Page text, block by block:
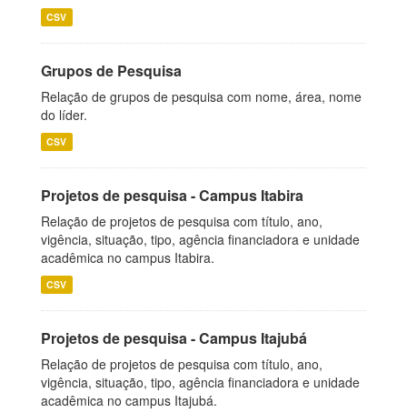
CSV
Grupos de Pesquisa
Relação de grupos de pesquisa com nome, área, nome
do líder.
CSV
Projetos de pesquisa - Campus Itabira
Relação de projetos de pesquisa com título, ano,
vigência, situação, tipo, agência financiadora e unidade
acadêmica no campus Itabira.
CSV
Projetos de pesquisa - Campus Itajubá
Relação de projetos de pesquisa com título, ano,
vigência, situação, tipo, agência financiadora e unidade
acadêmica no campus Itajubá.